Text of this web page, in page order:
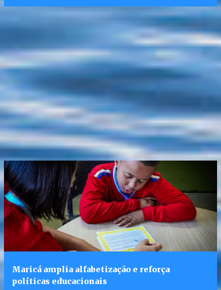
Maricá amplia alfabetização e reforça
políticas educacionais